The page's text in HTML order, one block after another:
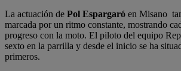
La actuación de Pol Espargaró en Misano
marcada por un ritmo constante, mostrando
progreso con la moto. El piloto del equipo
sexto en la parrilla y desde el inicio se ha
primeros.